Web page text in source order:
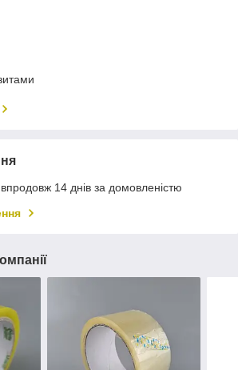
14 днів за домовленістю